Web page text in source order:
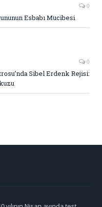
0
Esbabı Mucibesi
0
Sibel Erdenk Rejisi: